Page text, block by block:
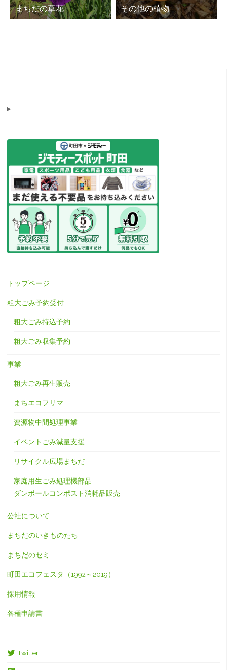
まちだの草花 その他の植物
トップページ
粗大ごみ予約受付
粗大ごみ持込予約
粗大ごみ収集予約
事業
粗大ごみ再生販売
まちエコフリマ
資源物中間処理事業
イベントごみ減量支援
リサイクル広場まちだ
家庭用生ごみ処理機部品
ダンボールコンポスト消耗品販売
公社について
まちだのいきものたち
まちだのセミ
町田エコフェスタ（1992～2019）
採用情報
各種申請書
Twitter